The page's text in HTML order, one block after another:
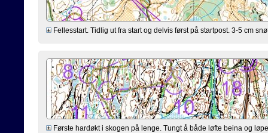
Fellesstart. Tidlig ut fra start og delvis først på startpost. 3-5 cm
Første hardøkt i skogen på lenge. Tungt å både løfte beina og